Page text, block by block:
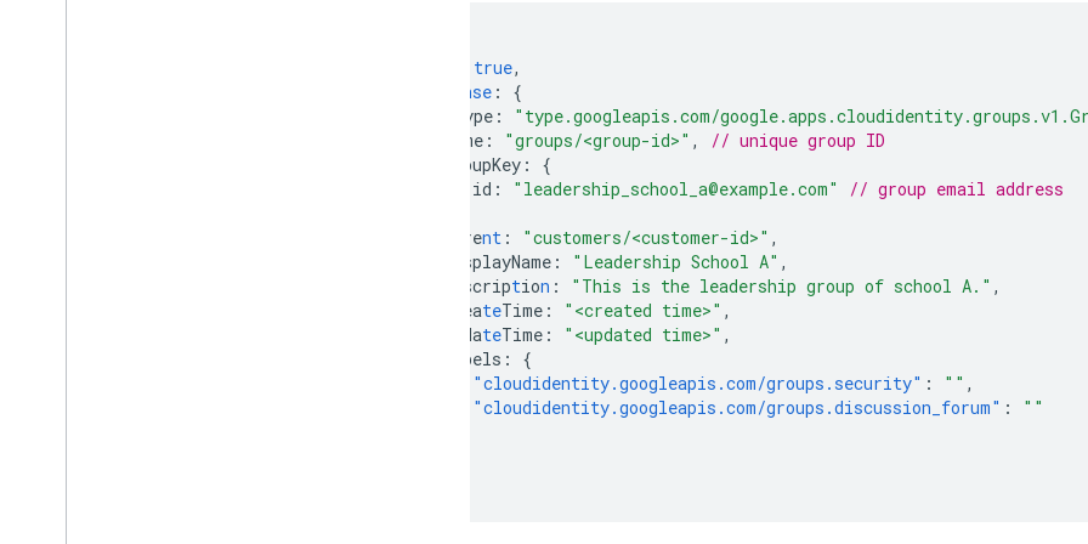
true,
nse :
{
ype : "type.googleapis.com/
me : "groups/<group-id>" ,
// unique group ID
groupKey :
{
id : "leadership_school_a@example.com"
// group email address
parent : "customers/<customer-id>" ,
displayName : "Leadership School A" ,
description : "This is the leadership group of school A." ,
createTime : "<created time>" ,
updateTime : "<updated time>" ,
labels :
{
"cloudidentity.googleapis.com/groups.security" : "" ,
"cloudidentity.googleapis.com/groups.discussion_forum" :
""